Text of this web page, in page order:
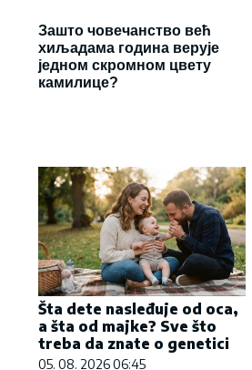
Зашто човечанство већ
хиљадама година верује
једном скромном цвету
камилице?
Šta dete nasleđuje od oca,
a šta od majke? Sve što
treba da znate o genetici
05. 08. 2026 06:45